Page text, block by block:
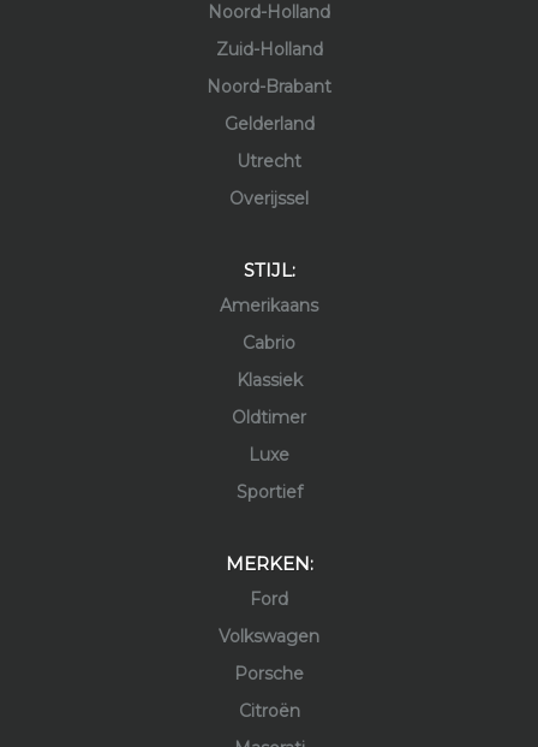
Noord-Holland
Zuid-Holland
Noord-Brabant
Gelderland
Utrecht
Overijssel
STIJL:
Amerikaans
Cabrio
Klassiek
Oldtimer
Luxe
Sportief
MERKEN:
Ford
Volkswagen
Porsche
Citroën